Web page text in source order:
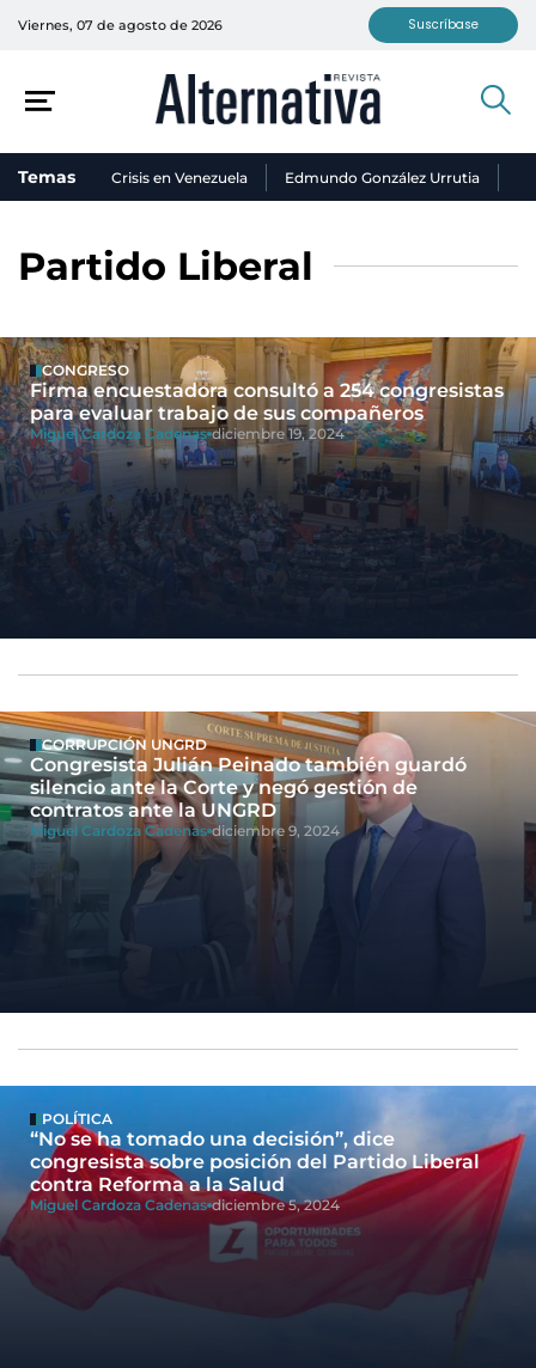
Viernes, 07 de agosto de 2026 Suscríbase
Temas Crisis en Venezuela Edmundo González Urrutia
Partido Liberal
CONGRESO
Firma encuestadora consultó a 254 congresistas
para evaluar trabajo de sus compañeros
Miguel Cardoza Cadenas diciembre 19, 2024
CORRUPCIÓN UNGRD
Congresista Julián Peinado también guardó
silencio ante la Corte y negó gestión de
contratos ante la UNGRD
Miguel Cardoza Cadenas diciembre 9, 2024
POLÍTICA
“No se ha tomado una decisión”, dice
congresista sobre posición del Partido Liberal
contra Reforma a la Salud
Miguel Cardoza Cadenas diciembre 5, 2024